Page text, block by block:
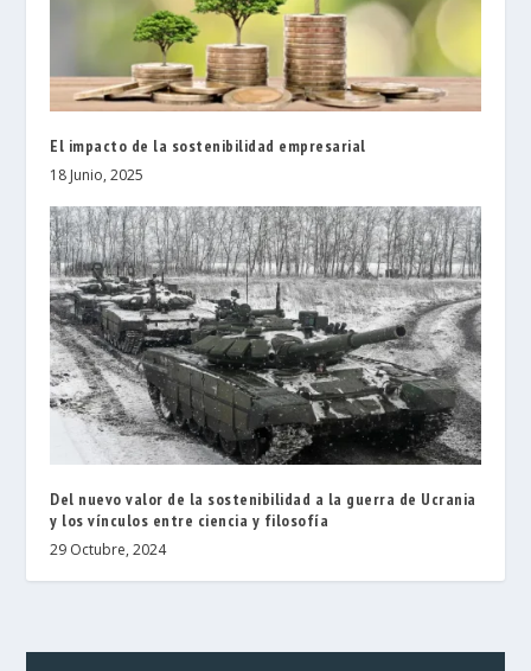
El impacto de la sostenibilidad empresarial
18 Junio, 2025
Del nuevo valor de la sostenibilidad a la guerra de Ucrania
y los vínculos entre ciencia y filosofía
29 Octubre, 2024